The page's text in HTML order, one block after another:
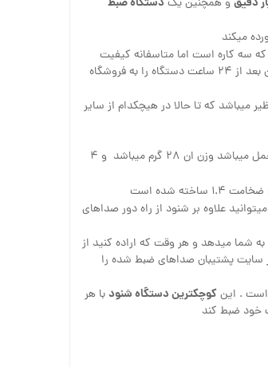
میکند
سه کاره است اما متاسفانه کیفیت
بسیار پایینی دارد و قابل استفاده نیست و اکثر خریداران بعد از ۲۴ ساعت دستگاه را به فروشگاه
میباشد که تا حالا در هیچکدام از سایر
ظاهری بسیار زیبا و جمع و جور دارد که به راحتی قابل حمل میباشد وزن ان ۲۸ گرم میباشد و ۴
علاوه بر شنود از راه دور صداهای
شما میدهد و هر وقت که اراده کنید از
سایت پشتیبان صداهای ضبط شده را
است . اینکوچکترین دستگاه شنودبا هر